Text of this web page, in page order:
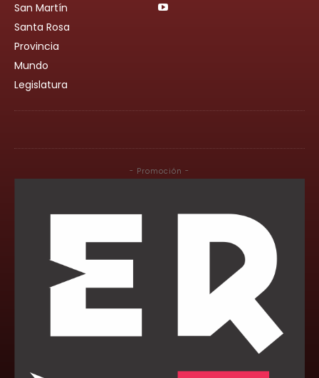
San Martín
Santa Rosa
Provincia
Mundo
Legislatura
- Promoción -